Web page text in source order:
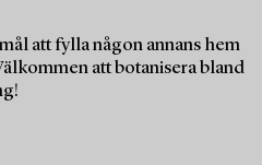
att fylla någon annans hem
att botanisera bland